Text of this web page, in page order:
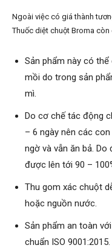
Ngoài việc có giá thành
Thuốc diệt chuột Broma
Sản phẩm này có
mồi do trong sản
mì.
Do cơ chế tác động
– 6 ngày nên các
ngờ và vẫn ăn bả.
được lên tới 90 –
Thu gom xác chuột
hoặc nguồn nước.
Sản phẩm an toàn
chuẩn ISO 9001:2015.